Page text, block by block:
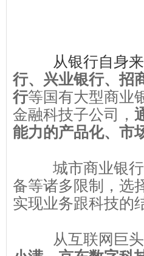
从银行自身
行、兴业银行、招
行等国有大型商业
金融科技子公司，
能力的产品化、市
城市商业银
备等诸多限制，选
实现业务跟科技的
从互联网巨